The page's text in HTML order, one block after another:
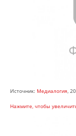
Источник: Медиалогия,
Нажмите, чтобы